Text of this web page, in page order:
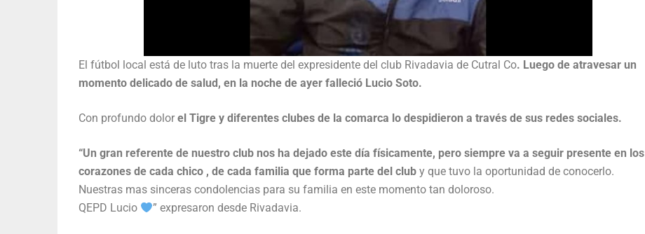
El fútbol local está de luto tras la muerte del expresidente del club Rivadavia de Cutral Co. Luego de atravesar un
momento delicado de salud, en la noche de ayer falleció Lucio Soto.
Con profundo dolor el Tigre y diferentes clubes de la comarca lo despidieron a través de sus redes sociales.
“Un gran referente de nuestro club nos ha dejado este día físicamente, pero siempre va a seguir presente en los
corazones de cada chico , de cada familia que forma parte del club y que tuvo la oportunidad de conocerlo.
Nuestras mas sinceras condolencias para su familia en este momento tan doloroso.
QEPD Lucio
” expresaron desde Rivadavia.